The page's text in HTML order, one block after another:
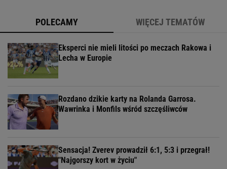
POLECAMY WIĘCEJ TEMATÓW
Eksperci nie mieli litości po meczach Rakowa i
Lecha w Europie
Rozdano dzikie karty na Rolanda Garrosa.
Wawrinka i Monfils wśród szczęśliwców
Sensacja! Zverev prowadził 6:1, 5:3 i przegrał!
"Najgorszy kort w życiu"